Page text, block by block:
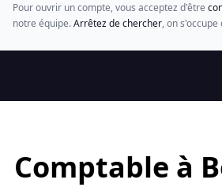
Pour ouvrir un compte, vous acceptez d'être
notre équipe.Arrêtez de chercher, on s'occupe
Comptable à